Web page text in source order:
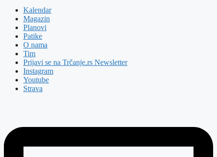
Kalendar
Magazin
Planovi
Patike
O nama
Tim
Prijavi se na Trčanje.rs Newsletter
Instagram
Youtube
Strava